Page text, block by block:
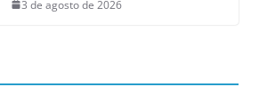
3 de agosto de 2026